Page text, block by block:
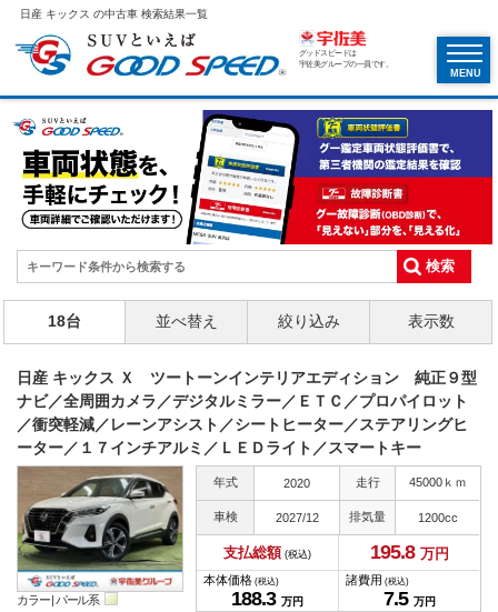
日産 キックス の中古車 検索結果一覧
グッドスピードは
宇佐美グループの一員です。
MENU
18台 並べ替え 絞り込み 表示数
日産 キックス Ｘ ツートーンインテリアエディション 純正９型
ナビ／全周囲カメラ／デジタルミラー／ＥＴＣ／プロパイロット
／衝突軽減／レーンアシスト／シートヒーター／ステアリングヒ
ーター／１７インチアルミ／ＬＥＤライト／スマートキー
カラー | パール系
年式 2020 走行 45000ｋｍ
車検 2027/12 排気量 1200cc
支払総額 (税込) 195.8 万円
本体価格 (税込)
188.3 万円
諸費用 (税込)
7.5 万円